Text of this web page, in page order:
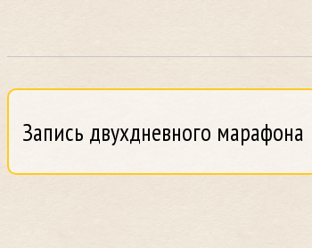
Запись двухдневного марафона